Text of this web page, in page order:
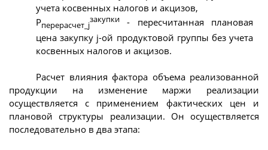
учета косвенных налогов и акцизов,
Рперерасчет_j
закупки - пересчитанная плановая
цена закупку j-ой продуктовой группы без учета
косвенных налогов и акцизов.
Расчет влияния фактора объема реализованной
продукции на изменение маржи реализации
осуществляется с применением фактических цен и
плановой структуры реализации. Он осуществляется
последовательно в два этапа: